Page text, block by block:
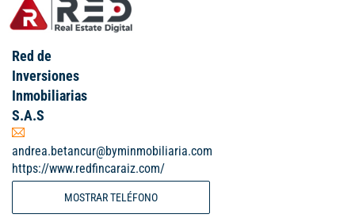
Red de
Inversiones
Inmobiliarias
S.A.S
andrea.betancur@byminmobiliaria.com
https://www.redfincaraiz.com/
MOSTRAR TELÉFONO